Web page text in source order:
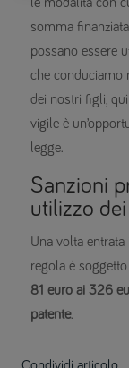
somma
possano essere
che conduciamo
dei nostri figli,
vigile è
legge.
Sanzioni
utilizzo
Una volta
regola è
81 euro ai 326
patente.